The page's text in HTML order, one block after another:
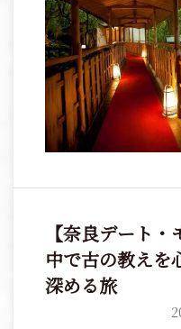
り継がれる知恵と文化
か？
【奈良デート
中で古の教えを
深める旅